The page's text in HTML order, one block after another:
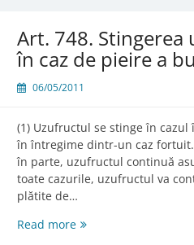
abuz
de
folosinţă
Art. 748.
în caz de pieire a
06/05/2011
(1) Uzufructul se stinge în
în întregime dintr-un caz
în parte, uzufructul continuă
toate cazurile, uzufructul va
plătite de…
Read moreArt.